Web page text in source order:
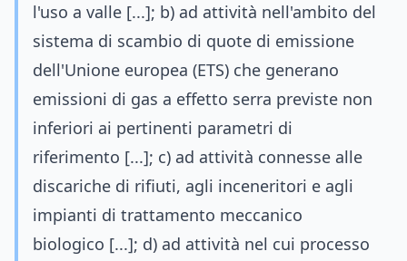
l'uso a valle [...]; b) ad attività nell'ambito del
sistema di scambio di quote di emissione
dell'Unione europea (ETS) che generano
emissioni di gas a effetto serra previste non
inferiori ai pertinenti parametri di
riferimento [...]; c) ad attività connesse alle
discariche di rifiuti, agli inceneritori e agli
impianti di trattamento meccanico
biologico [...]; d) ad attività nel cui processo